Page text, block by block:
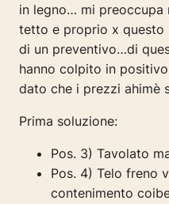
in legno… mi preoccupa
tetto e proprio x questo
di un preventivo…di
hanno colpito in
dato che i prezzi ahimè
Prima soluzione:
Pos. 3) Tavolato
Pos. 4) Telo freno
contenimento